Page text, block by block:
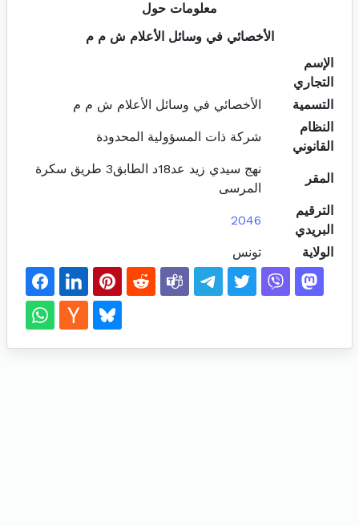
معلومات حول
الأخصائي في وسائل الأعلام ش م م
الإسم
التجاري
التسمية
الأخصائي في وسائل الأعلام ش م م
النظام
القانوني
شركة ذات المسؤولية المحدودة
المقر
نهج سيدي زيد عد18د الطابق3 طريق سكرة
المرسى
الترقيم
البريدي
2046
الولاية تونس